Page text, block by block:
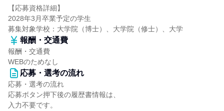
【応募資格詳細】
2028年3月卒業予定の学生
募集対象学校：大学院（博士）、大学院（修士）、大学
報酬・交通費
報酬・交通費
WEBのためなし
応募・選考の流れ
応募・選考の流れ
応募ボタン押下後の履歴書情報は、
入力不要です。